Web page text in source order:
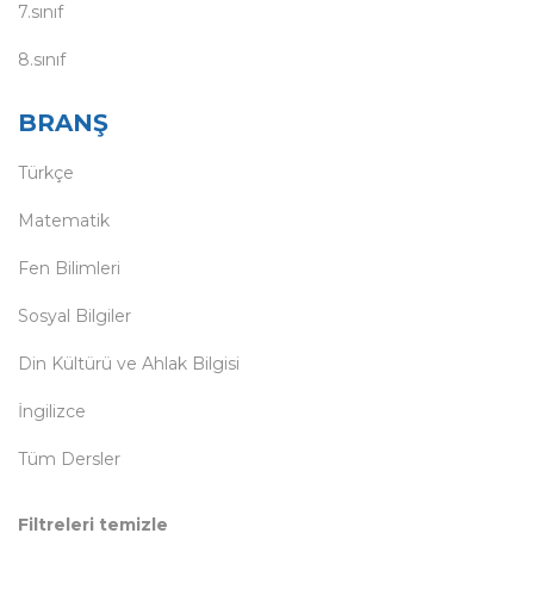
7.sınıf
8.sınıf
BRANŞ
Türkçe
Matematik
Fen Bilimleri
Sosyal Bilgiler
Din Kültürü ve Ahlak Bilgisi
İngilizce
Tüm Dersler
Filtreleri temizle